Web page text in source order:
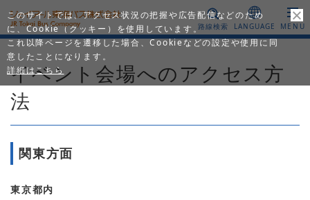
このサイトでは、アクセス状況の把握や広告配信などのため
に、Cookie（クッキー）を使用しています。
これ以降ページを遷移した場合、Cookieなどの設定や使用に同
意したことになります。
詳細はこちら
路線検索 LANGUAGE MENU
イベント会場へのアクセス方
法
関東方面
東京都内